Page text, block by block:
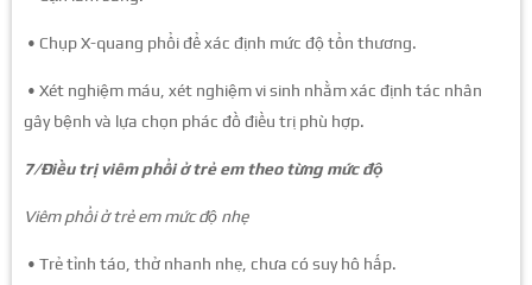
• Chụp X-quang phổi để xác định mức độ tổn thương.
• Xét nghiệm máu, xét nghiệm vi sinh nhằm xác định tác nhân
gây bệnh và lựa chọn phác đồ điều trị phù hợp.
7/Điều trị viêm phổi ở trẻ em theo từng mức độ
Viêm phổi ở trẻ em mức độ nhẹ
• Trẻ tỉnh táo, thở nhanh nhẹ, chưa có suy hô hấp.